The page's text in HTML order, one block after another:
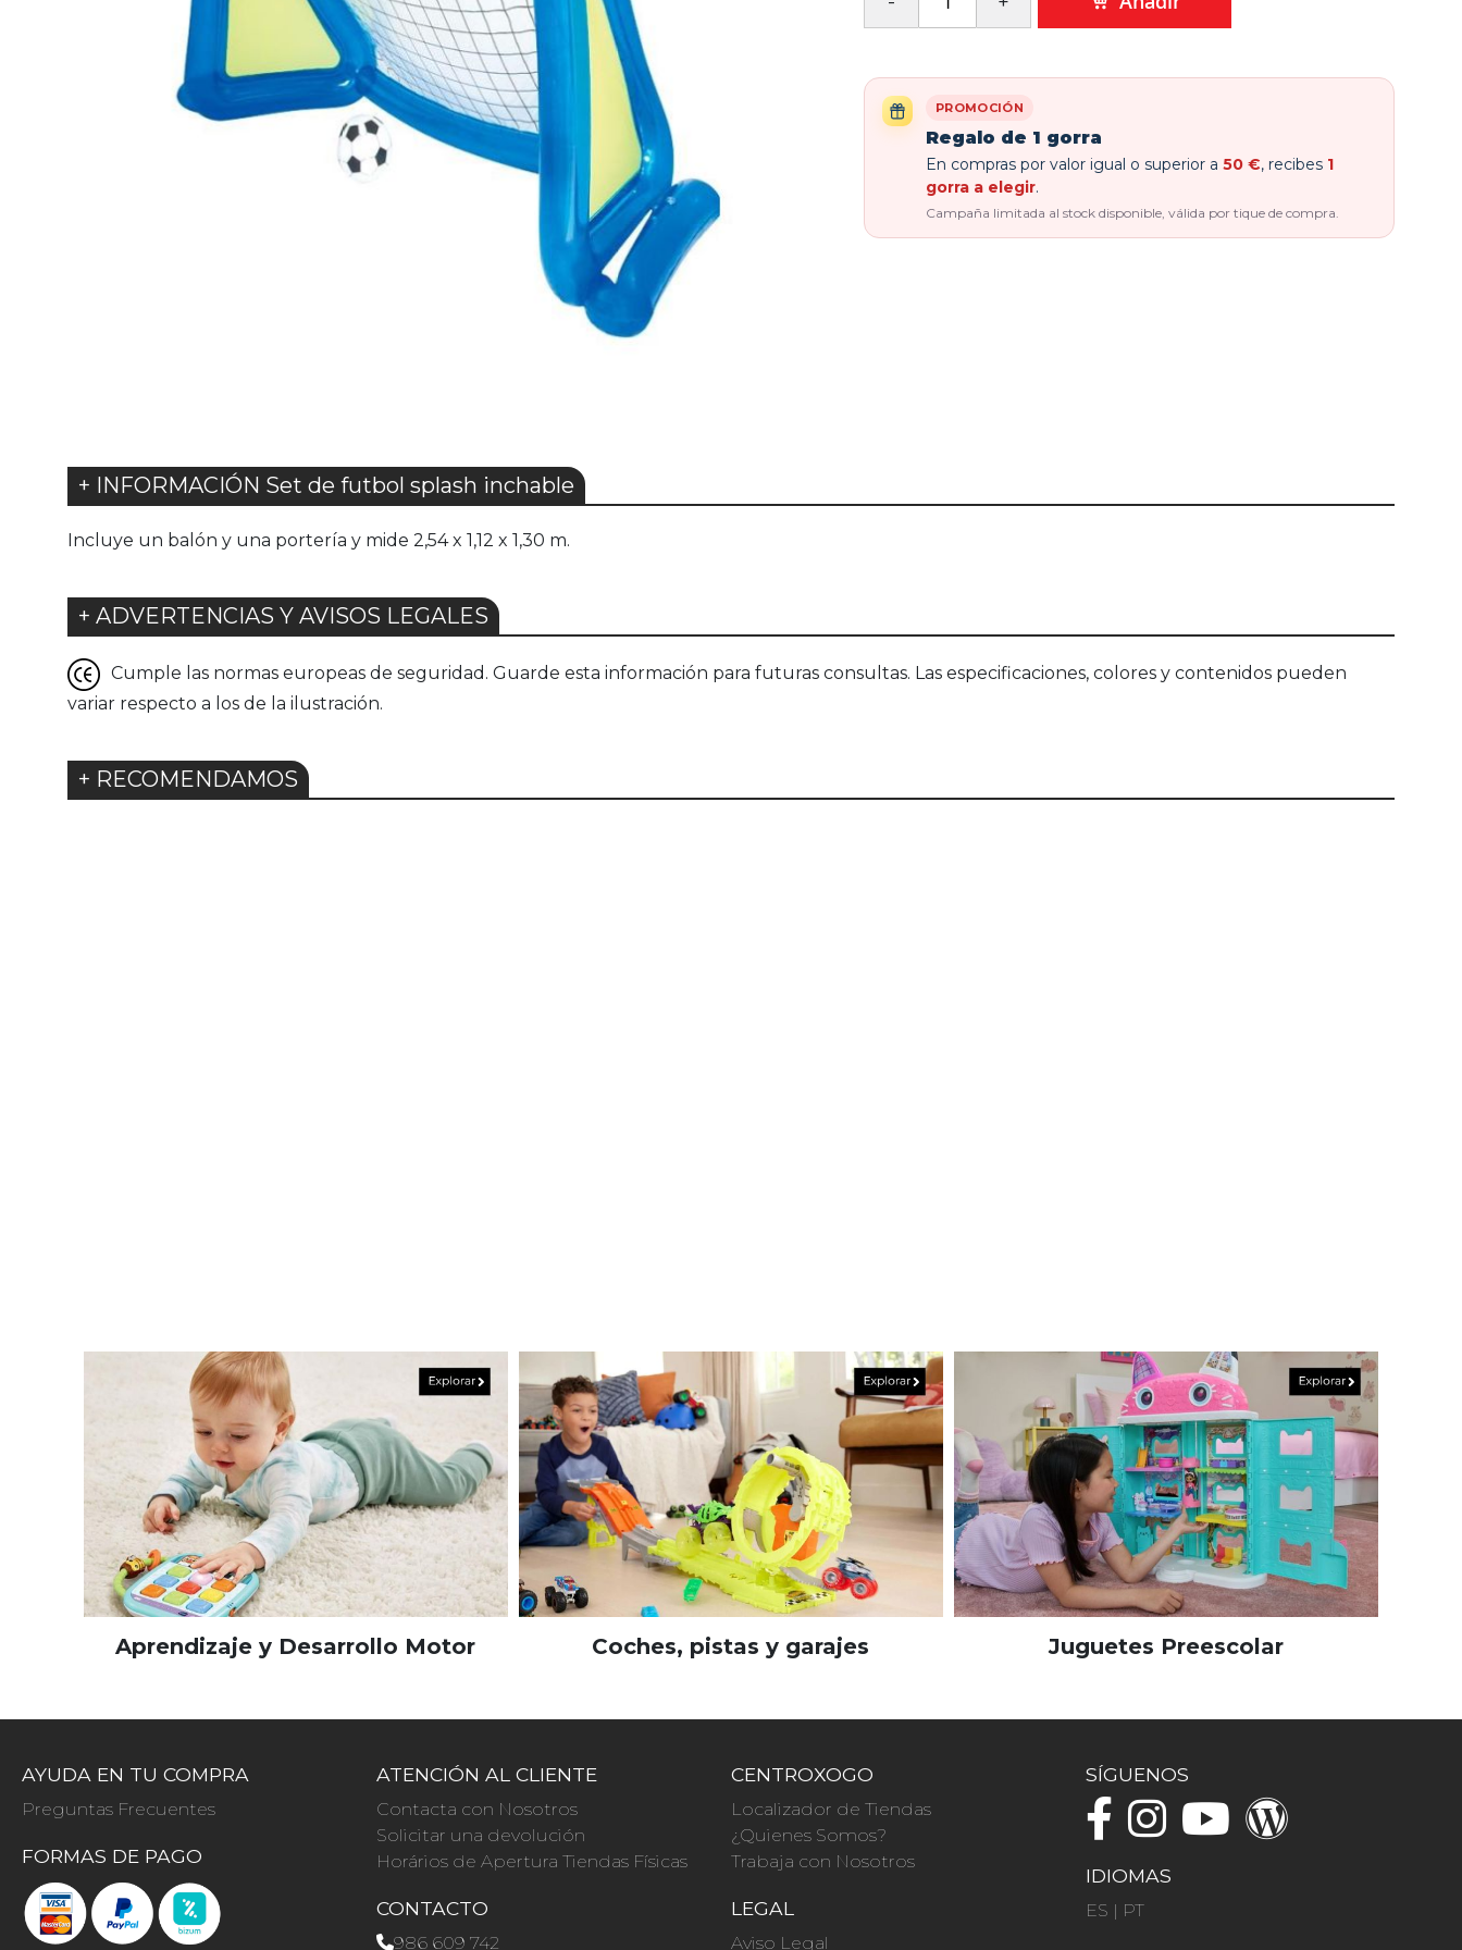
PROMOCIÓN
Regalo de 1 gorra
En compras por valor igual o superior a 50 €, recibes 1
gorra a elegir.
Campaña limitada al stock disponible, válida por tique de compra.
+ INFORMACIÓN Set de futbol splash inchable
Incluye un balón y una portería y mide 2,54 x 1,12 x 1,30 m.
+ ADVERTENCIAS Y AVISOS LEGALES
Cumple las normas europeas de seguridad. Guarde esta información para futuras consultas. Las especificaciones, colores y contenidos pueden
variar respecto a los de la ilustración.
+ RECOMENDAMOS
Aprendizaje y Desarrollo Motor Coches, pistas y garajes Juguetes Preescolar
AYUDA EN TU COMPRA
Preguntas Frecuentes
FORMAS DE PAGO
ATENCIÓN AL CLIENTE
Contacta con Nosotros
Solicitar una devolución
Horários de Apertura Tiendas Físicas
CONTACTO
986 609 742
CENTROXOGO
Localizador de Tiendas
¿Quienes Somos?
Trabaja con Nosotros
LEGAL
Aviso Legal
SÍGUENOS
IDIOMAS
ES | PT